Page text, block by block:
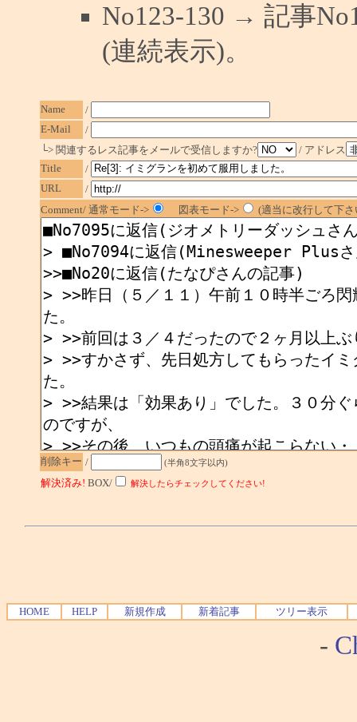
No123-130 → 記事
(連続表示)。
Name
/
E-Mail
/
└> 関連するレス記事をメールで受信しますか?
/ アドレス
Title
/
URL
/
Comment/ 通常モード->
図表モード-> (適当に改行して下
削除キー / (半角8文字以内)
解決済み! BOX/ 解決したらチェックしてください!
HOME HELP 新規作成 新着記事 ツリー表示
-